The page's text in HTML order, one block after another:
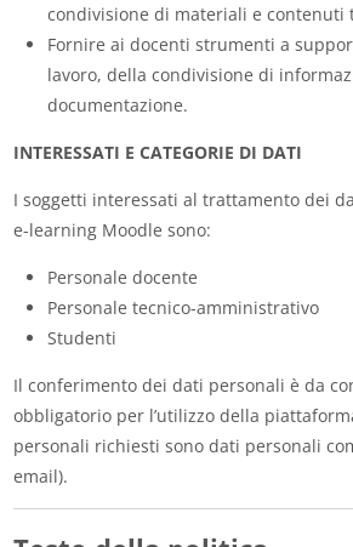
condivisione di materiali e contenuti
Fornire ai docenti strumenti a
lavoro, della condivisione di
documentazione.
INTERESSATI E CATEGORIE DI DATI
I soggetti interessati al trattamento dei
e-learning Moodle sono:
Personale docente
Personale tecnico-amministrativo
Studenti
Il conferimento dei dati personali è da
obbligatorio per l’utilizzo della
personali richiesti sono dati personali
email).